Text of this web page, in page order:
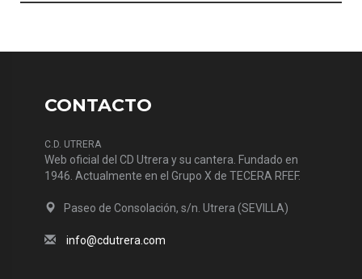
CONTACTO
C.D. UTRERA
Web oficial del CD Utrera y su cantera. Fundado en
1946. Actualmente en el Grupo X de TECERA RFEF.
Paseo de Consolación, s/n. Utrera (SEVILLA)
info@cdutrera.com